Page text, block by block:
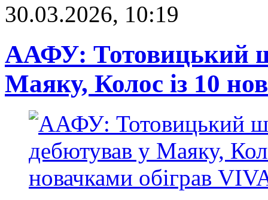
30.03.2026, 10:19
ААФУ: Тотовицький
Маяку, Колос із 10